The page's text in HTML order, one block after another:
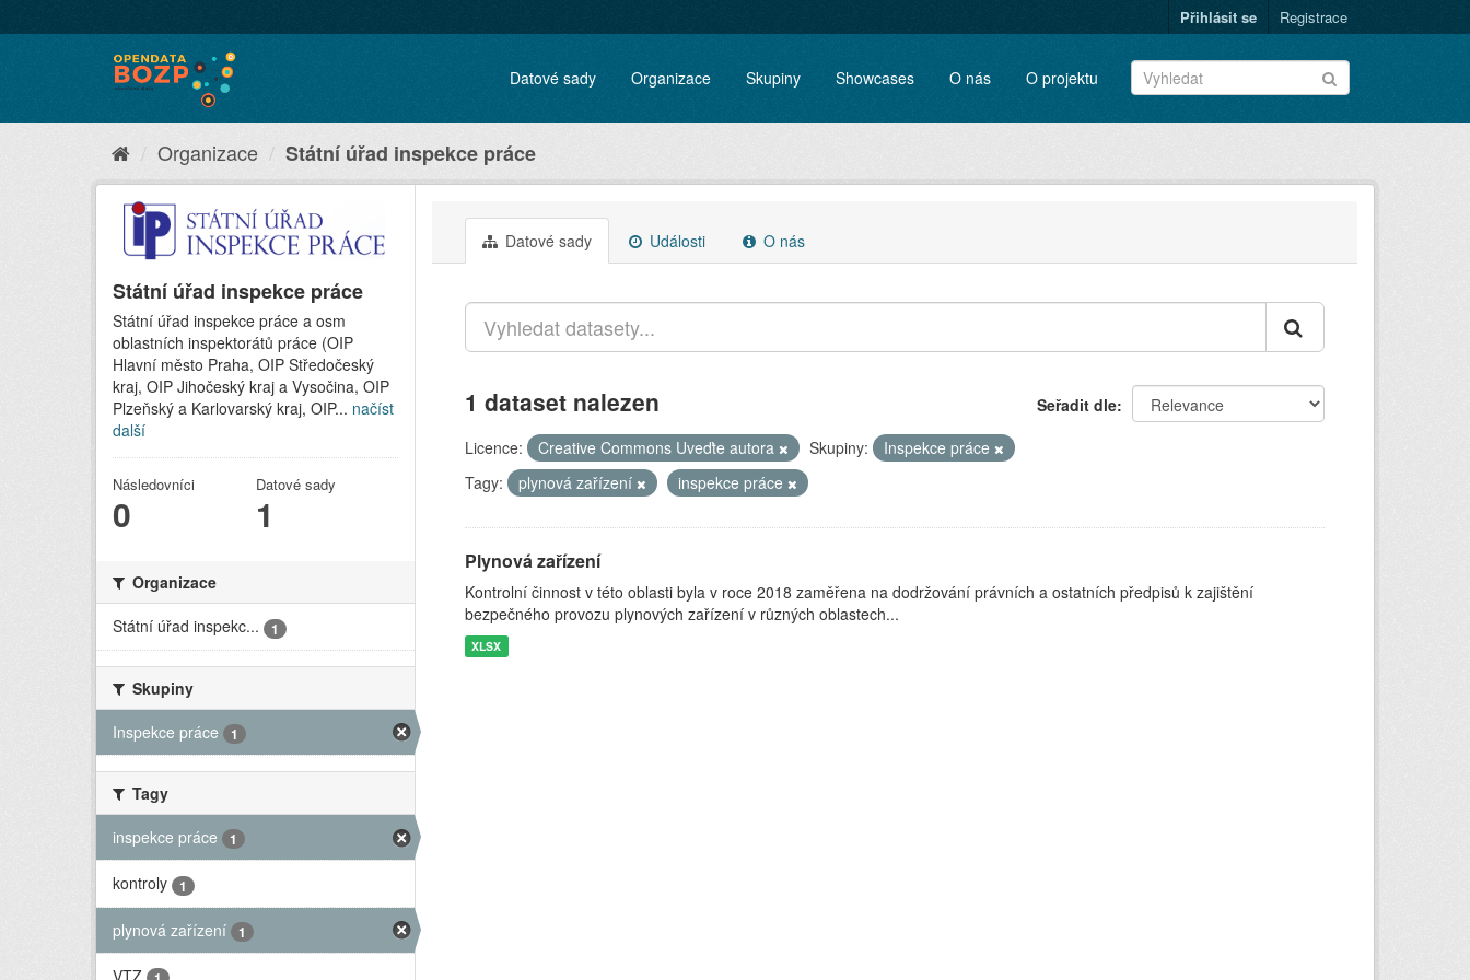
Přihlásit se Registrace
Datové sady Organizace Skupiny Showcases O nás O projektu
Organizace Státní úřad inspekce práce
Státní úřad inspekce práce
Státní úřad inspekce práce a osm
oblastních inspektorátů práce (OIP
Hlavní město Praha, OIP Středočeský
kraj, OIP Jihočeský kraj a Vysočina, OIP
Plzeňský a Karlovarský kraj, OIP... načíst
další
Následovníci
0
Datové sady
1
Organizace
Státní úřad inspekc...
1
Skupiny
Inspekce práce
1
Tagy
inspekce práce
1
kontroly 1
plynová zařízení 1
VTZ
Datové sady Události O nás
Seřadit dle
1 dataset nalezen
Licence: Creative Commons Uveďte autora Skupiny:
Inspekce práce
Tagy:
plynová zařízení inspekce práce
Plynová zařízení
Kontrolní činnost v této oblasti byla v roce 2018 zaměřena na dodržování právních a ostatních předpisů k zajištění
bezpečného provozu plynových zařízení v různých oblastech...
XLSX